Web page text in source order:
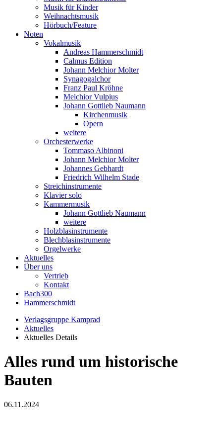
Musik für Kinder
Weihnachtsmusik
Hörbuch/Feature
Noten
Vokalmusik
Andreas Hammerschmidt
Calmus Edition
Johann Melchior Molter
Synagogalchor
Franz Paul Kröhne
Melchior Vulpius
Johann Gottlieb Naumann
Kirchenmusik
Opern
weitere
Orchesterwerke
Tommaso Albinoni
Johann Melchior Molter
Johannes Gebhardt
Friedrich Wilhelm Stade
Streichinstrumente
Klavier solo
Kammermusik
Johann Gottlieb Naumann
weitere
Holzblasinstrumente
Blechblasinstrumente
Orgelwerke
Aktuelles
Über uns
Vertrieb
Kontakt
Bach300
Hammerschmidt
Verlagsgruppe Kamprad
Aktuelles
Aktuelles Details
Alles rund um historische
Bauten
06.11.2024